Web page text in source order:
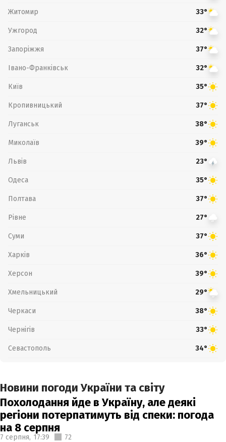
Житомир 33°
Ужгород 32°
Запоріжжя 37°
Івано-Франківськ 32°
Київ 35°
Кропивницький 37°
Луганськ 38°
Миколаїв 39°
Львів 23°
Одеса 35°
Полтава 37°
Рівне 27°
Суми 37°
Харків 36°
Херсон 39°
Хмельницький 29°
Черкаси 38°
Чернігів 33°
Севастополь 34°
Новини погоди України та світу
Похолодання йде в Україну, але деякі
регіони потерпатимуть від спеки: погода
на 8 серпня
7 серпня, 17:39 72